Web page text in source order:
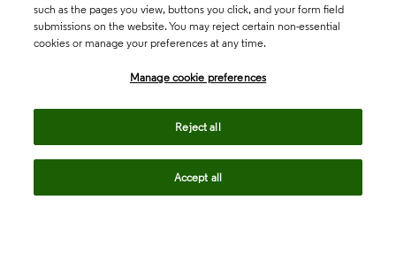
such as the pages you view, buttons you click, and your form field
submissions on the website. You may reject certain non-essential
cookies or manage your preferences at any time.
Manage cookie preferences
Reject all
Accept all